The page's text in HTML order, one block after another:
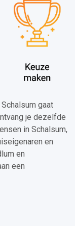
gaat
je dezelfde
in Schalsum,
en
en
een